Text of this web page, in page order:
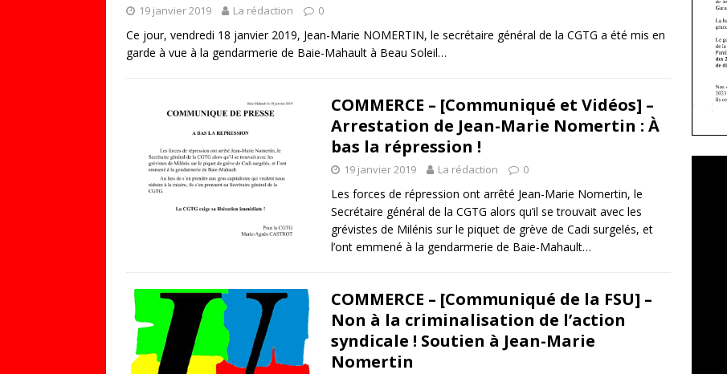
19 janvier 2019 La rédaction 0
Ce jour, vendredi 18 janvier 2019, Jean-Marie NOMERTIN, le secrétaire général de la CGTG a été mis en
garde à vue à la gendarmerie de Baie-Mahault à Beau Soleil…
COMMERCE – [Communiqué et Vidéos] –
Arrestation de Jean-Marie Nomertin : À
bas la répression !
19 janvier 2019 La rédaction 0
Les forces de répression ont arrêté Jean-Marie Nomertin, le
Secrétaire général de la CGTG alors qu’il se trouvait avec les
grévistes de Milénis sur le piquet de grève de Cadi surgelés, et
l’ont emmené à la gendarmerie de Baie-Mahault…
COMMERCE – [Communiqué de la FSU] –
Non à la criminalisation de l’action
syndicale ! Soutien à Jean-Marie
Nomertin